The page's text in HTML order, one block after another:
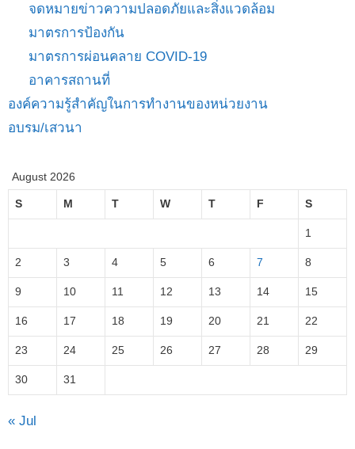
จดหมายข่าวความปลอดภัยและสิ่งแวดล้อม
มาตรการป้องกัน
มาตรการผ่อนคลาย COVID-19
อาคารสถานที่
องค์ความรู้สำคัญในการทำงานของหน่วยงาน
อบรม/เสวนา
August 2026
S M T W T F S
1
2 3 4 5 6 7 8
9 10 11 12 13 14 15
16 17 18 19 20 21 22
23 24 25 26 27 28 29
30 31
« Jul